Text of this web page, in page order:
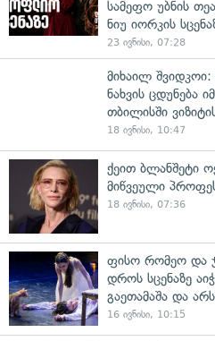
სამეფო უბნის
ნიუ იორკის
23 ივნისი, 07:28
მიხაილ შვიდკოი:
ნახვის ცდუნება
თბილისში
18 ივნისი, 10:47
ქეით ბლანშეტი
მიწვეული
18 ივნისი, 07:36
ფისო რომეო და
დროს სცენაზე
გაეთამაშა და
16 ივნისი, 10:15